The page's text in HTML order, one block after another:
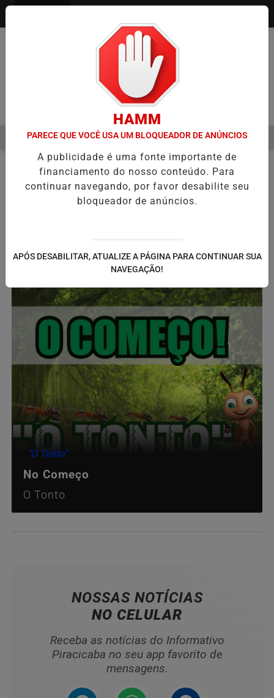
Pesquisar Notícia
DE FILME SOBRE MICHAEL JACKSON PODE COMEÇAR A
EM ALTA
MENU
EM PODCASTS ''O TONTO''
''O Tonto''
No Começo
O Tonto
NOSSAS NOTÍCIAS
NO CELULAR
Receba as notícias do Informativo
Piracicaba no seu app favorito de
mensagens.
HAMM
PARECE QUE VOCÊ USA UM BLOQUEADOR DE ANÚNCIOS
A publicidade é uma fonte importante de
financiamento do nosso conteúdo. Para
continuar navegando, por favor desabilite seu
bloqueador de anúncios.
APÓS DESABILITAR, ATUALIZE A PÁGINA PARA CONTINUAR SUA
NAVEGAÇÃO!